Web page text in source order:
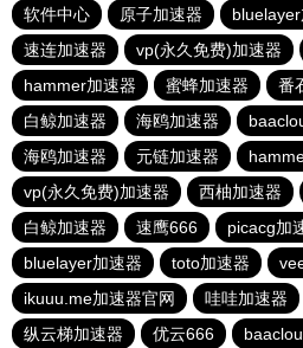
软件中心
原子加速器
速连加速器
vp(永久免费)加速器
hammer加速器
蜜蜂加速器 番
白鲸加速器
海鸥加速器
海鸥加速器
元链加速器
vp(永久免费)加速器
西柚加速器
白鲸加速器
速鹰666 picacg加
bluelayer加速器
toto加速器
ikuuu.me加速器官网
哇哇加速器
纵云梯加速器
优云666